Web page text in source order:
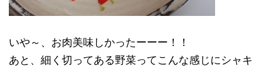
いや～、お肉美味しかったーーー！！
あと、細く切ってある野菜ってこんな感じにシャキ